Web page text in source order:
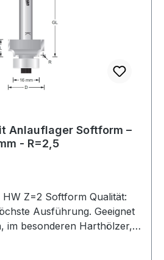
mit
Abrundfräser Softform
finden, fragen Sie
fertigen jeden benötigten
zulässige
Anlauflager Softform –
- R=2,5
Softform Qualität:
Ausführung. Geeignet
im besonderen Harthölzer,